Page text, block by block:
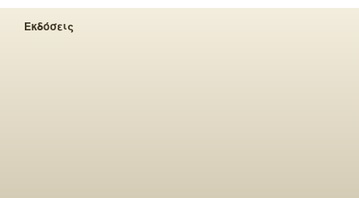
Εκδόσεις